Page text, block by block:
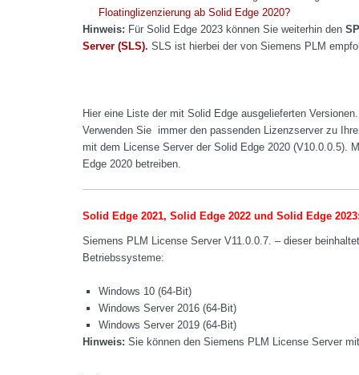
Floatinglizenzierung ab Solid Edge 2020?
Hinweis: Für Solid Edge 2023 können Sie weiterhin den
Server (SLS).SLS ist hierbei der von Siemens PLM
Hier eine Liste der mit Solid Edge ausgelieferten Versionen.
Verwenden Sie immer den passenden Lizenzserver zu
mit dem License Server der Solid Edge 2020 (V10.0.0.5).
Edge 2020 betreiben.
Solid Edge 2021, Solid Edge 2022und Solid Edge 2023
Siemens PLM License Server V11.0.0.7. – dieser
Betriebssysteme:
Windows 10 (64-Bit)
Windows Server 2016 (64-Bit)
Windows Server 2019 (64-Bit)
Hinweis: Sie können den Siemens PLM License Server